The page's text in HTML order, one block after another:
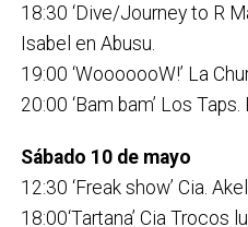
18:30 ‘Dive/Journey to R
Isabel en Abusu.
19:00 ‘WooooooW!’ La
20:00 ‘Bam bam’ Los
Sábado 10 de mayo
12:30 ‘Freak show’ Cia.
18:00‘Tartana’ Cia Trocos